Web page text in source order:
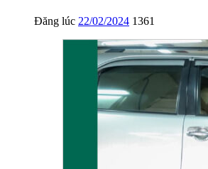
Đăng lúc 22/02/2024 1361